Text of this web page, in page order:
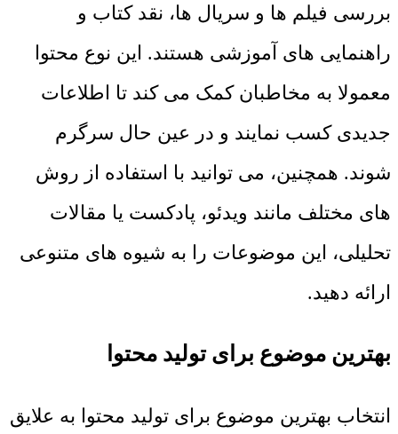
بررسی فیلم ‌ها و سریال ‌ها، نقد کتاب و
راهنمایی ‌های آموزشی هستند. این نوع محتوا
معمولا به مخاطبان کمک می ‌کند تا اطلاعات
جدیدی کسب نمایند و در عین حال سرگرم
شوند. همچنین، می ‌توانید با استفاده از روش
‌های مختلف مانند ویدئو، پادکست یا مقالات
تحلیلی، این موضوعات را به شیوه ‌های متنوعی
ارائه دهید.
بهترین موضوع برای تولید محتوا
انتخاب بهترین موضوع برای تولید محتوا به علایق